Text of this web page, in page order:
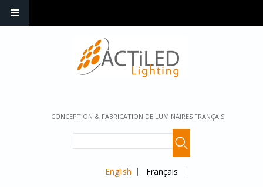
CONCEPTION & FABRICATION DE LUMINAIRES FRANÇAIS
English Français